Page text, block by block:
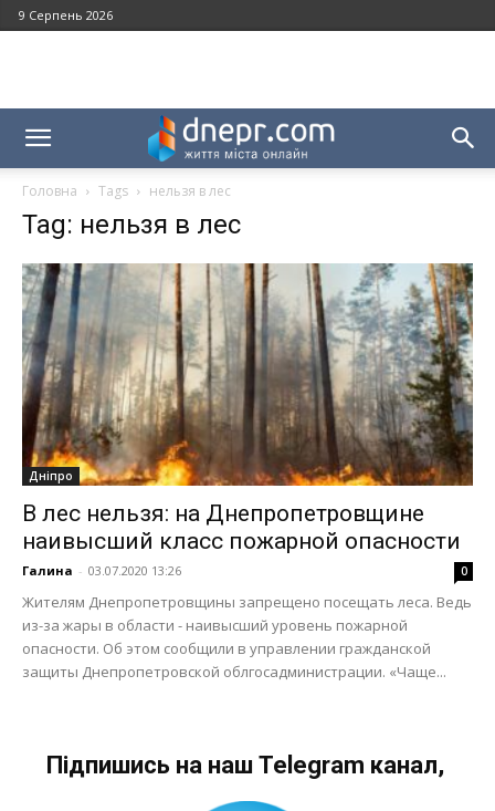
9 Серпень 2026
Головна Tags нельзя в лес
Tag: нельзя в лес
Дніпро
В лес нельзя: на Днепропетровщине
наивысший класс пожарной опасности
Галина - 03.07.2020 13:26 0
Жителям Днепропетровщины запрещено посещать леса. Ведь
из-за жары в области - наивысший уровень пожарной
опасности. Об этом сообщили в управлении гражданской
защиты Днепропетровской облгосадминистрации. «Чаще...
Підпишись на наш Telegram канал,